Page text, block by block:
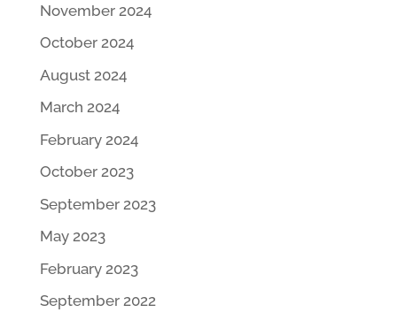
November 2024
October 2024
August 2024
March 2024
February 2024
October 2023
September 2023
May 2023
February 2023
September 2022